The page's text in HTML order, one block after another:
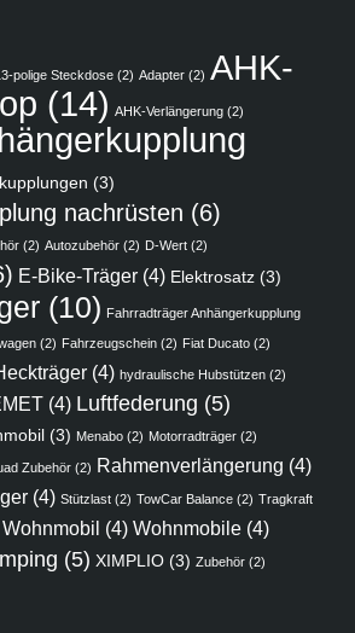
polige Steckdose (2) Adapter (2) AHK-
(14) AHK-Verlängerung (2)
(3)
nachrüsten (6)
(2) Autozubehör (2) D-Wert (2)
E-Bike-Träger (4) Elektrosatz (3)
(10) Fahrradträger Anhängerkupplung
(2) Fahrzeugschein (2) Fiat Ducato (2)
(4) hydraulische Hubstützen (2)
(4) Luftfederung (5)
(3) Menabo (2) Motorradträger (2)
Zubehör (2) Rahmenverlängerung (4)
(4) Stützlast (2) TowCar Balance (2) Tragkraft
Wohnmobil (4) Wohnmobile (4)
(5) XIMPLIO (3) Zubehör (2)